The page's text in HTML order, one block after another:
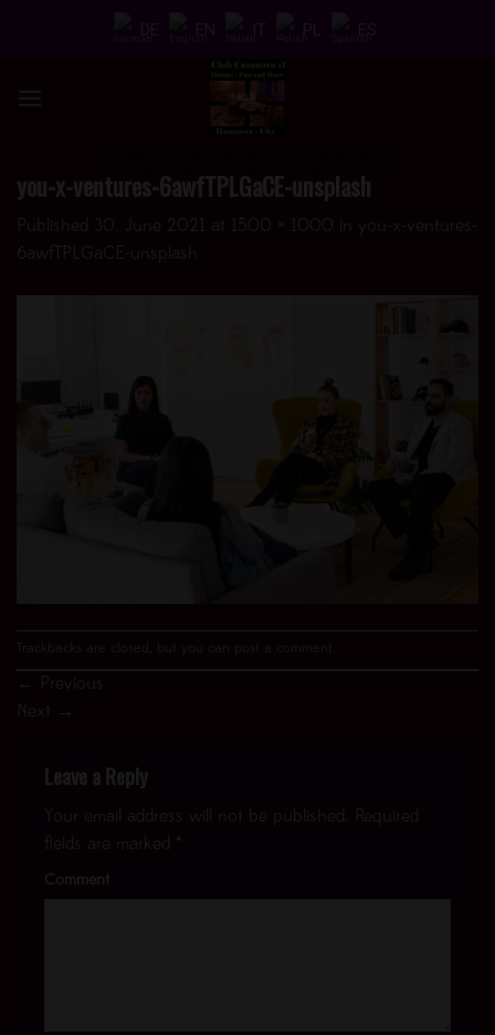
you-x-ventures-6awfTPLGaCE-unsplash
Published 30. June 2021 at
6awfTPLGaCE-unsplash
Trackbacks are closed, but you can post a comment
←
Previous
→
Leave a Reply
Your email address will not be published.
Required
fields are marked
*
Comment